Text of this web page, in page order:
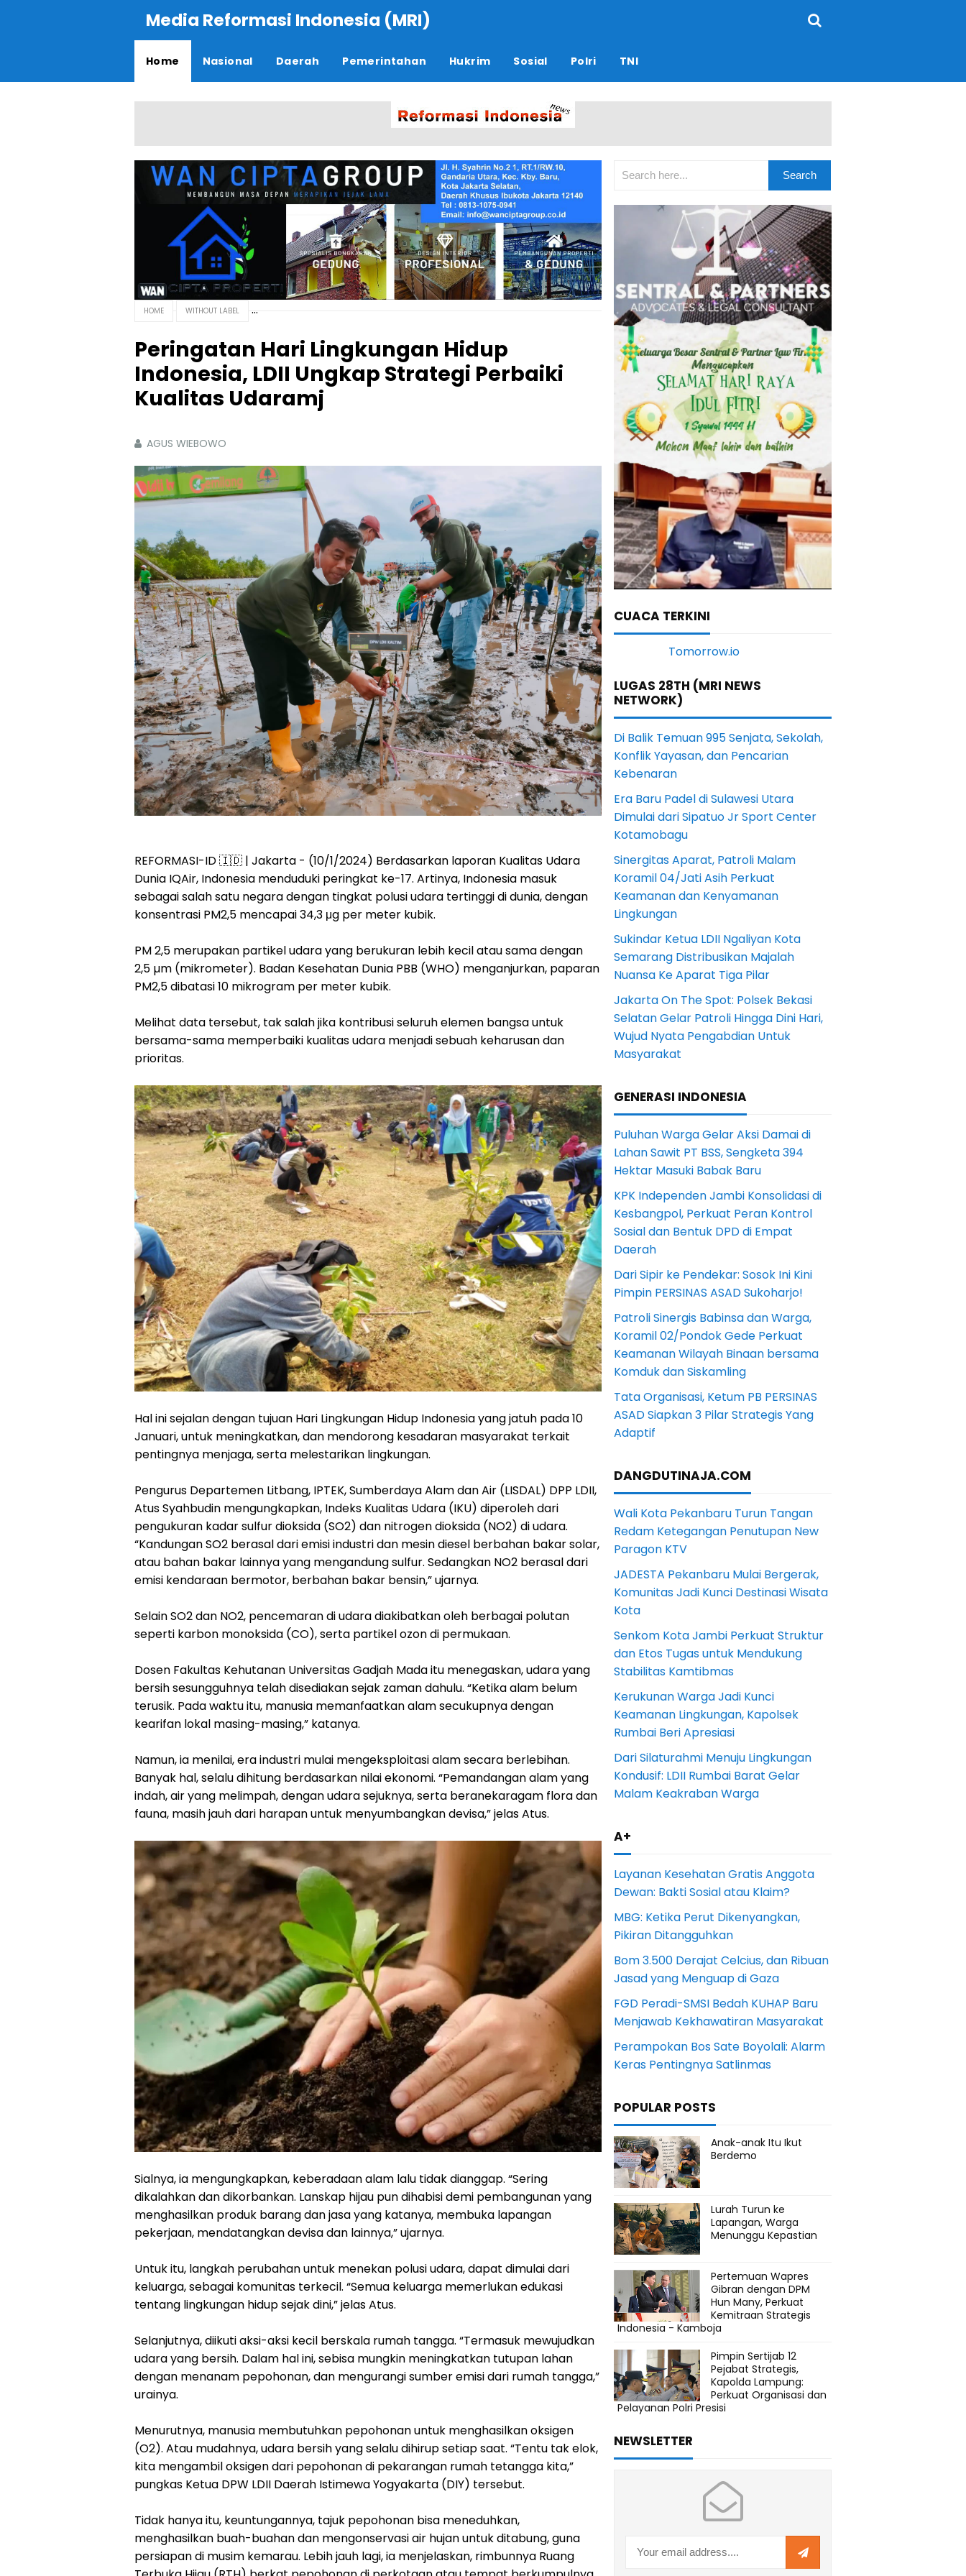
Media Reformasi Indonesia (MRI)
Home Nasional Daerah Pemerintahan Hukrim Sosial Polri TNI
HOME WITHOUT LABEL
Peringatan Hari Lingkungan Hidup
Indonesia, LDII Ungkap Strategi Perbaiki
Kualitas Udaramj
AGUS WIEBOWO
REFORMASI-ID 🇮🇩 | Jakarta - (10/1/2024) Berdasarkan laporan Kualitas Udara
Dunia IQAir, Indonesia menduduki peringkat ke-17. Artinya, Indonesia masuk
sebagai salah satu negara dengan tingkat polusi udara tertinggi di dunia, dengan
konsentrasi PM2,5 mencapai 34,3 μg per meter kubik.
PM 2,5 merupakan partikel udara yang berukuran lebih kecil atau sama dengan
2,5 µm (mikrometer). Badan Kesehatan Dunia PBB (WHO) menganjurkan, paparan
PM2,5 dibatasi 10 mikrogram per meter kubik.
Melihat data tersebut, tak salah jika kontribusi seluruh elemen bangsa untuk
bersama-sama memperbaiki kualitas udara menjadi sebuah keharusan dan
prioritas.
Hal ini sejalan dengan tujuan Hari Lingkungan Hidup Indonesia yang jatuh pada 10
Januari, untuk meningkatkan, dan mendorong kesadaran masyarakat terkait
pentingnya menjaga, serta melestarikan lingkungan.
Pengurus Departemen Litbang, IPTEK, Sumberdaya Alam dan Air (LISDAL) DPP LDII,
Atus Syahbudin mengungkapkan, Indeks Kualitas Udara (IKU) diperoleh dari
pengukuran kadar sulfur dioksida (SO2) dan nitrogen dioksida (NO2) di udara.
“Kandungan SO2 berasal dari emisi industri dan mesin diesel berbahan bakar solar,
atau bahan bakar lainnya yang mengandung sulfur. Sedangkan NO2 berasal dari
emisi kendaraan bermotor, berbahan bakar bensin,” ujarnya.
Selain SO2 dan NO2, pencemaran di udara diakibatkan oleh berbagai polutan
seperti karbon monoksida (CO), serta partikel ozon di permukaan.
Dosen Fakultas Kehutanan Universitas Gadjah Mada itu menegaskan, udara yang
bersih sesungguhnya telah disediakan sejak zaman dahulu. “Ketika alam belum
terusik. Pada waktu itu, manusia memanfaatkan alam secukupnya dengan
kearifan lokal masing-masing,” katanya.
Namun, ia menilai, era industri mulai mengeksploitasi alam secara berlebihan.
Banyak hal, selalu dihitung berdasarkan nilai ekonomi. “Pemandangan alam yang
indah, air yang melimpah, dengan udara sejuknya, serta beranekaragam flora dan
fauna, masih jauh dari harapan untuk menyumbangkan devisa,” jelas Atus.
Sialnya, ia mengungkapkan, keberadaan alam lalu tidak dianggap. “Sering
dikalahkan dan dikorbankan. Lanskap hijau pun dihabisi demi pembangunan yang
menghasilkan produk barang dan jasa yang katanya, membuka lapangan
pekerjaan, mendatangkan devisa dan lainnya,” ujarnya.
Untuk itu, langkah perubahan untuk menekan polusi udara, dapat dimulai dari
keluarga, sebagai komunitas terkecil. “Semua keluarga memerlukan edukasi
tentang lingkungan hidup sejak dini,” jelas Atus.
Selanjutnya, diikuti aksi-aksi kecil berskala rumah tangga. “Termasuk mewujudkan
udara yang bersih. Dalam hal ini, sebisa mungkin meningkatkan tutupan lahan
dengan menanam pepohonan, dan mengurangi sumber emisi dari rumah tangga,”
urainya.
Menurutnya, manusia membutuhkan pepohonan untuk menghasilkan oksigen
(O2). Atau mudahnya, udara bersih yang selalu dihirup setiap saat. “Tentu tak elok,
kita mengambil oksigen dari pepohonan di pekarangan rumah tetangga kita,”
pungkas Ketua DPW LDII Daerah Istimewa Yogyakarta (DIY) tersebut.
Tidak hanya itu, keuntungannya, tajuk pepohonan bisa meneduhkan,
menghasilkan buah-buahan dan mengonservasi air hujan untuk ditabung, guna
persiapan di musim kemarau. Lebih jauh lagi, ia menjelaskan, rimbunnya Ruang
CUACA TERKINI
LUGAS 28TH (MRI NEWS
NETWORK)
Di Balik Temuan 995 Senjata, Sekolah,
Konflik Yayasan, dan Pencarian
Kebenaran
Era Baru Padel di Sulawesi Utara
Dimulai dari Sipatuo Jr Sport Center
Kotamobagu
Sinergitas Aparat, Patroli Malam
Koramil 04/Jati Asih Perkuat
Keamanan dan Kenyamanan
Lingkungan
Sukindar Ketua LDII Ngaliyan Kota
Semarang Distribusikan Majalah
Nuansa Ke Aparat Tiga Pilar
Jakarta On The Spot: Polsek Bekasi
Selatan Gelar Patroli Hingga Dini Hari,
Wujud Nyata Pengabdian Untuk
Masyarakat
GENERASI INDONESIA
Puluhan Warga Gelar Aksi Damai di
Lahan Sawit PT BSS, Sengketa 394
Hektar Masuki Babak Baru
KPK Independen Jambi Konsolidasi di
Kesbangpol, Perkuat Peran Kontrol
Sosial dan Bentuk DPD di Empat
Daerah
Dari Sipir ke Pendekar: Sosok Ini Kini
Pimpin PERSINAS ASAD Sukoharjo!
Patroli Sinergis Babinsa dan Warga,
Koramil 02/Pondok Gede Perkuat
Keamanan Wilayah Binaan bersama
Komduk dan Siskamling
Tata Organisasi, Ketum PB PERSINAS
ASAD Siapkan 3 Pilar Strategis Yang
Adaptif
DANGDUTINAJA.COM
Wali Kota Pekanbaru Turun Tangan
Redam Ketegangan Penutupan New
Paragon KTV
JADESTA Pekanbaru Mulai Bergerak,
Komunitas Jadi Kunci Destinasi Wisata
Kota
Senkom Kota Jambi Perkuat Struktur
dan Etos Tugas untuk Mendukung
Stabilitas Kamtibmas
Kerukunan Warga Jadi Kunci
Keamanan Lingkungan, Kapolsek
Rumbai Beri Apresiasi
Dari Silaturahmi Menuju Lingkungan
Kondusif: LDII Rumbai Barat Gelar
Malam Keakraban Warga
A+
Layanan Kesehatan Gratis Anggota
Dewan: Bakti Sosial atau Klaim?
MBG: Ketika Perut Dikenyangkan,
Pikiran Ditangguhkan
Bom 3.500 Derajat Celcius, dan Ribuan
Jasad yang Menguap di Gaza
FGD Peradi-SMSI Bedah KUHAP Baru
Menjawab Kekhawatiran Masyarakat
Perampokan Bos Sate Boyolali: Alarm
Keras Pentingnya Satlinmas
POPULAR POSTS
Anak-anak Itu Ikut
Berdemo
Lurah Turun ke
Lapangan, Warga
Menunggu Kepastian
Pertemuan Wapres
Gibran dengan DPM
Hun Many, Perkuat
Kemitraan Strategis
Indonesia - Kamboja
Pimpin Sertijab 12
Pejabat Strategis,
Kapolda Lampung:
Perkuat Organisasi dan
Pelayanan Polri Presisi
NEWSLETTER